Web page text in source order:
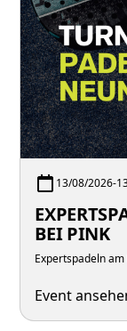
13/08/2026-
BEI PINK
Expertspadeln
Event